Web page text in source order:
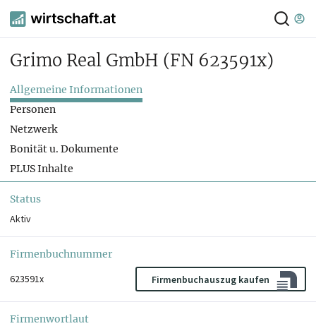
Grimo Real GmbH (FN 623591x)
Allgemeine Informationen
Personen
Netzwerk
Bonität u. Dokumente
PLUS Inhalte
Status
Aktiv
Firmenbuchnummer
623591x
Firmenbuchauszug kaufen
Firmenwortlaut